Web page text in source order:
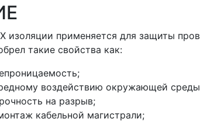
изоляции применяется для защиты
такие свойства как:
воздействию окружающей
на разрыв;
кабельной магистрали;